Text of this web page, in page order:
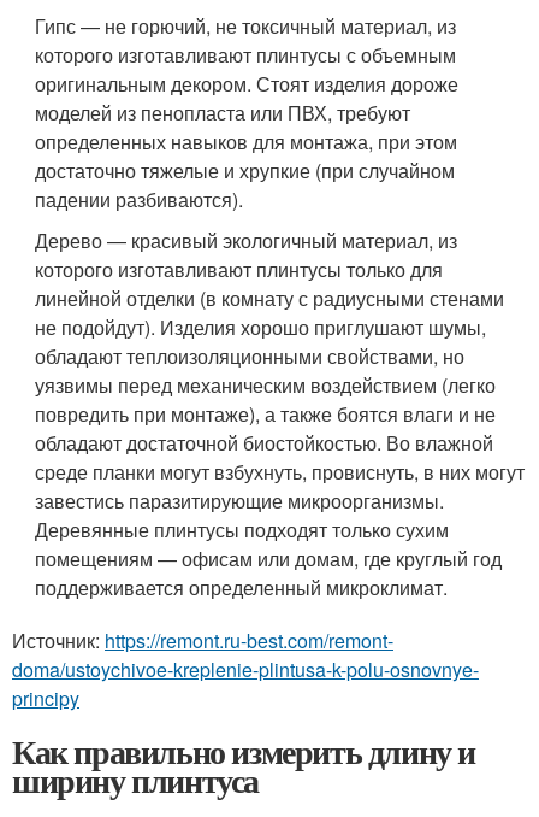
Гипс — не горючий, не токсичный материал, из
которого изготавливают плинтусы с объемным
оригинальным декором. Стоят изделия дороже
моделей из пенопласта или ПВХ, требуют
определенных навыков для монтажа, при этом
достаточно тяжелые и хрупкие (при случайном
падении разбиваются).
Дерево — красивый экологичный материал, из
которого изготавливают плинтусы только для
линейной отделки (в комнату с радиусными стенами
не подойдут). Изделия хорошо приглушают шумы,
обладают теплоизоляционными свойствами, но
уязвимы перед механическим воздействием (легко
повредить при монтаже), а также боятся влаги и не
обладают достаточной биостойкостью. Во влажной
среде планки могут взбухнуть, провиснуть, в них могут
завестись паразитирующие микроорганизмы.
Деревянные плинтусы подходят только сухим
помещениям — офисам или домам, где круглый год
поддерживается определенный микроклимат.
Источник: https://remont.ru-best.com/remont-
doma/ustoychivoe-kreplenie-plintusa-k-polu-osnovnye-
principy
Как правильно измерить длину и
ширину плинтуса